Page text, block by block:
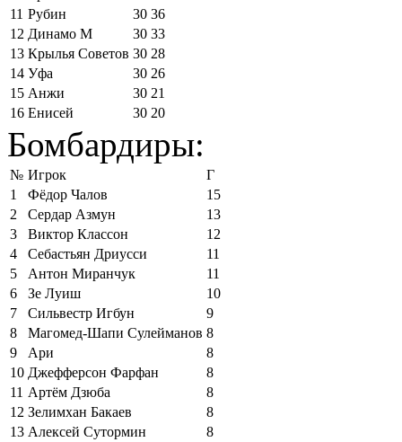
11 Рубин 30 36
12 Динамо М 30 33
13 Крылья Советов 30 28
14 Уфа 30 26
15 Анжи 30 21
16 Енисей 30 20
Бомбардиры:
№ Игрок
Г
1
Фёдор Чалов
15
2
Сердар Азмун
13
3
Виктор Классон
12
4
Себастьян Дриусси
11
5
Антон Миранчук
11
6
Зе Луиш
10
7
Сильвестр Игбун
9
8
Магомед-Шапи Сулейманов 8
9
Ари
8
10 Джефферсон Фарфан
8
11 Артём Дзюба
8
12 Зелимхан Бакаев
8
13 Алексей Сутормин
8